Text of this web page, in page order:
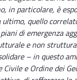
in particolare, è
quello
di emergenza
e non
– in questo
e Ordine dei